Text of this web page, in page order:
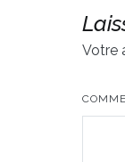
Votre